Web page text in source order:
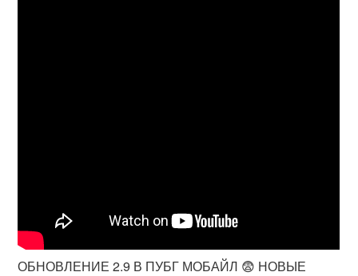
ОБНОВЛЕНИЕ 2.9 В ПУБГ МОБАЙЛ 😨 НОВЫЕ